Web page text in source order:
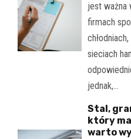
jest ważna
firmach
sieciach
jednak,…
Stal,
który
warto